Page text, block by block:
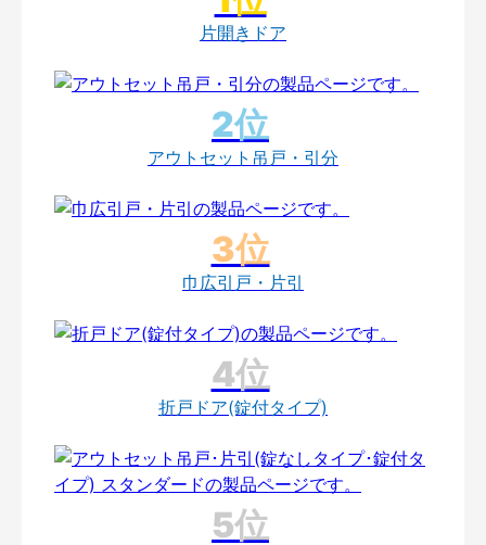
片開きドア
アウトセット吊戸・引分
巾広引戸・片引
折戸ドア(錠付タイプ)